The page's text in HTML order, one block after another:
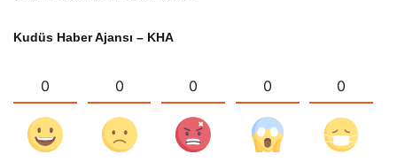
Kudüs Haber Ajansı – KHA
0 0 0 0 0